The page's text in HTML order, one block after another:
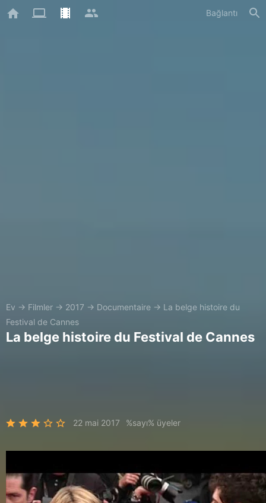
Bağlantı
Ev → Filmler → 2017 → Documentaire → La belge histoire du
Festival de Cannes
La belge histoire du Festival de Cannes
22 mai 2017 %sayı% üyeler